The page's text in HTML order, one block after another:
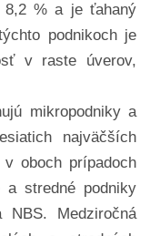
8,2 % a je ťahaný
podnikoch je
v raste úverov,
mikropodniky a
najväčších
oboch prípadoch
stredné podniky
NBS. Medziročná